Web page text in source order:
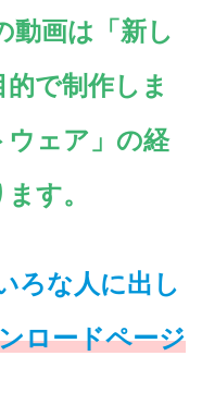
動画は「新し
で制作しま
ウェア」の経
す。
ろな人に出し
ロードページ